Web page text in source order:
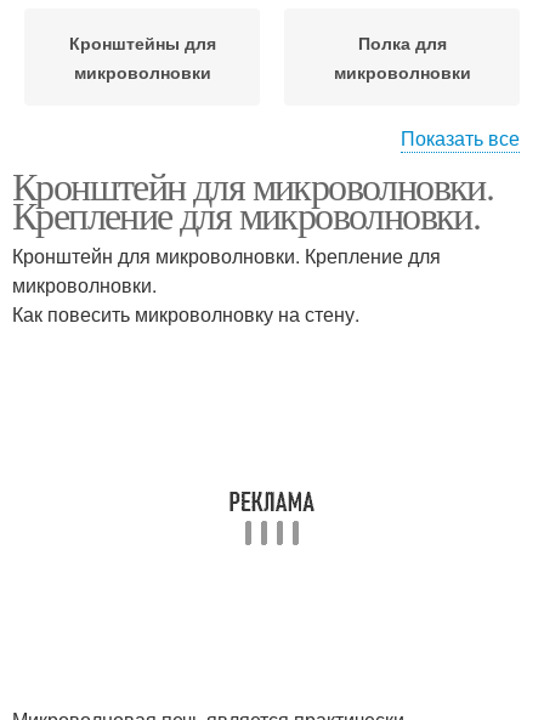
Кронштейны для
микроволновки
Полка для
микроволновки
Навесная полка
грилем
Показать все
Кронштейн для микроволновки.
Крепление для микроволновки.
Кронштейн для микроволновки. Крепление для
микроволновки.
Как повесить микроволновку на стену.